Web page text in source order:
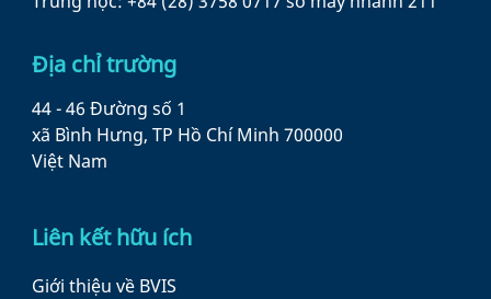
Địa chỉ trường
44 - 46 Đường số 1
xã Bình Hưng, TP Hồ Chí Minh 700000
Việt Nam
Liên kết hữu ích
Giới thiệu về BVIS